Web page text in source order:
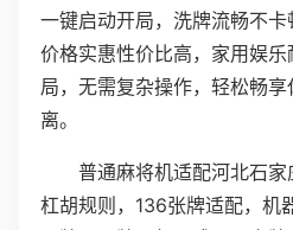
一键启动开局，洗牌流畅不卡
价格实惠性价比高，家用娱
局，无需复杂操作，轻松畅
离。
普通麻将机适配河北石
杠胡规则，136张牌适配，机